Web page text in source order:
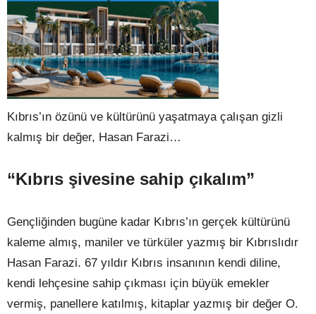
Kıbrıs’ın özünü ve kültürünü yaşatmaya çalışan gizli
kalmış bir değer, Hasan Farazi…
“Kıbrıs şivesine sahip çıkalım”
Gençliğinden bugüne kadar Kıbrıs’ın gerçek kültürünü
kaleme almış, maniler ve türküler yazmış bir Kıbrıslıdır
Hasan Farazi. 67 yıldır Kıbrıs insanının kendi diline,
kendi lehçesine sahip çıkması için büyük emekler
vermiş, panellere katılmış, kitaplar yazmış bir değer O.